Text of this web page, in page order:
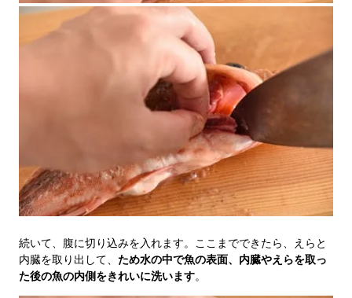
続いて、腹に切り込みを入れます。ここまでできたら、えらと
内臓を取り出して、 ため水の中で魚の表面、内臓やえらを取っ
た後の魚の内側をきれいに洗います。